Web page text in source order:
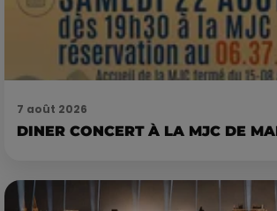
7 août 2026
DINER CONCERT À LA MJC DE